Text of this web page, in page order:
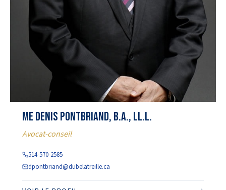
Me Denis Pontbriand, b.a., ll.l.
Avocat-conseil
514-570-2585
dpontbriand@dubelatreille.ca